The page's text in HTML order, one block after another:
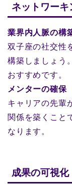
ネットワーキ
業界内人脈の構
双子座の社交性
構築しましょう
おすすめです。
メンターの確保
キャリアの先輩
関係を築くこと
なります。
成果の可視化